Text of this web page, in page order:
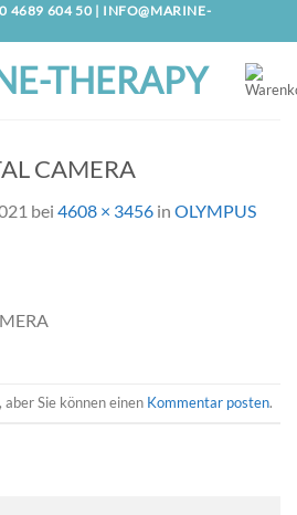
4689 604 50 | INFO@MARINE-
CAMERA
bei 4608 × 3456 in OLYMPUS
aber Sie können einen Kommentar posten.